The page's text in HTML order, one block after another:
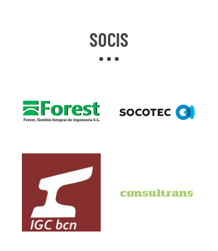
SOCIS